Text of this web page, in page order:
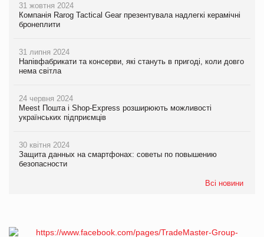
31 жовтня 2024
Компанія Rarog Tactical Gear презентувала надлегкі керамічні
бронеплити
31 липня 2024
Напівфабрикати та консерви, які стануть в пригоді, коли довго
нема світла
24 червня 2024
Meest Пошта і Shop-Express розширюють можливості
українських підприємців
30 квітня 2024
Защита данных на смартфонах: советы по повышению
безопасности
Всі новини